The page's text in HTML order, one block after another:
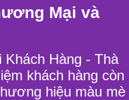
Mại và
Hàng - Thà
khách hàng còn
hiệu màu mè